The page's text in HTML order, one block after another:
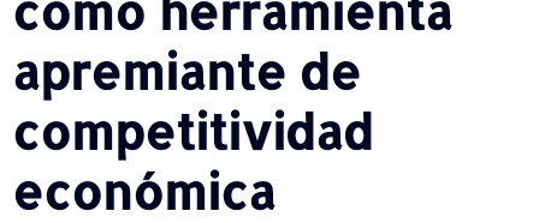
apremiante de
competitividad
económica